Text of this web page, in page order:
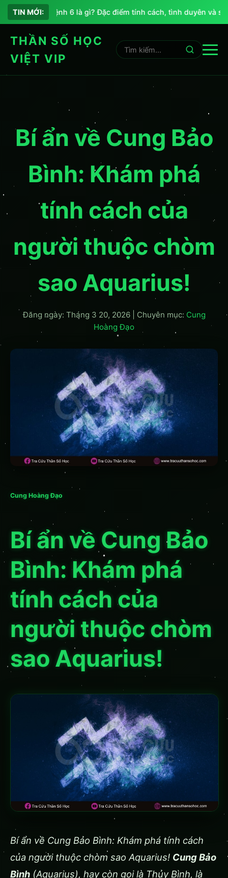
TIN MỚI:
Chỉ số sứ mệnh 6 là gì? Đặc điểm tính cách, tình duyên và sự
THẦN SỐ HỌC
VIỆT VIP
Bí ẩn về Cung Bảo
Bình: Khám phá
tính cách của
người thuộc chòm
sao Aquarius!
Đăng ngày: Tháng 3 20, 2026| Chuyên mục: Cung
Hoàng Đạo
Cung Hoàng Đạo
Bí ẩn về Cung Bảo
Bình: Khám phá
tính cách của
người thuộc chòm
sao Aquarius!
Bí ẩn về Cung Bảo Bình: Khám phá tính cách
của người thuộc chòm sao Aquarius! Cung Bảo
Bình (Aquarius), hay còn gọi là Thủy Bình, là